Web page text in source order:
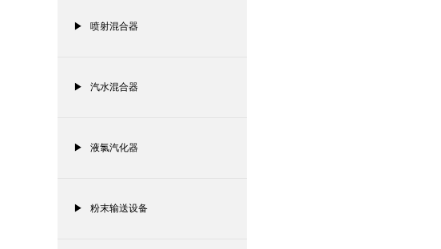
▶ 喷射混合器
▶ 汽水混合器
▶ 液氯汽化器
▶ 粉末输送设备